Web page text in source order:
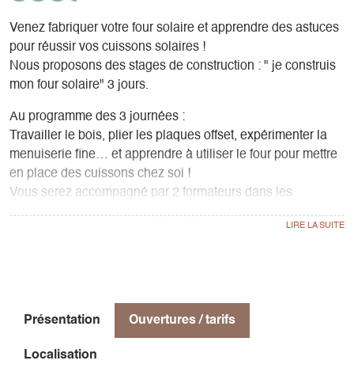
Venez fabriquer votre four solaire et apprendre des astuces
pour réussir vos cuissons solaires !
Nous proposons des stages de construction : " je construis
mon four solaire" 3 jours.
Au programme des 3 journées :
Travailler le bois, plier les plaques offset, expérimenter la
menuiserie fine… et apprendre à utiliser le four pour mettre
en place des cuissons chez soi !
Vous serez accompagné par 2 formateurs dans les
Ce sera l'occasion de manier des outils d'antan, de réaliser
avec son four prêt à l’emploi !
Présentation Ouvertures / tarifs
Localisation